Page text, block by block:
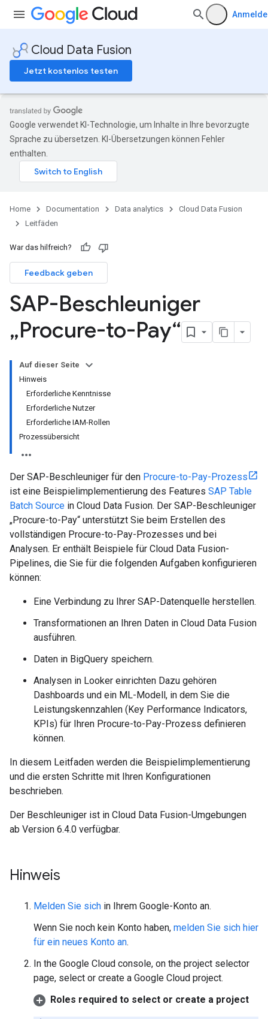
Cloud Data Fusion
Jetzt kostenlos testen
Google verwendet KI-Technologie, um Inhalte in Ihre bevorzugte
Sprache zu übersetzen. KI-Übersetzungen können Fehler
enthalten.
Home Documentation Data analytics
Cloud Data Fusion
Leitfäden
War das hilfreich?
Feedback geben
SAP-Beschleuniger
„Procure-to-Pay“
Auf dieser Seite
Hinweis
Erforderliche Kenntnisse
Erforderliche Nutzer
Erforderliche IAM-Rollen
Prozessübersicht
Der SAP-Beschleuniger für den Procure-to-Pay-Prozess
ist eine Beispielimplementierung des Features SAP Table
Batch Source in Cloud Data Fusion. Der SAP-Beschleuniger
„Procure-to-Pay“ unterstützt Sie beim Erstellen des
vollständigen Procure-to-Pay-Prozesses und bei
Analysen. Er enthält Beispiele für Cloud Data Fusion-
Pipelines, die Sie für die folgenden Aufgaben konfigurieren
können:
Eine Verbindung zu Ihrer SAP-Datenquelle herstellen.
Transformationen an Ihren Daten in Cloud Data Fusion
ausführen.
Daten in BigQuery speichern.
Analysen in Looker einrichten Dazu gehören
Dashboards und ein ML-Modell, in dem Sie die
Leistungskennzahlen (Key Performance Indicators,
KPIs) für Ihren Procure-to-Pay-Prozess definieren
können.
In diesem Leitfaden werden die Beispielimplementierung
und die ersten Schritte mit Ihren Konfigurationen
beschrieben.
Der Beschleuniger ist in Cloud Data Fusion-Umgebungen
ab Version 6.4.0 verfügbar.
Hinweis
Melden Sie sich in Ihrem Google-Konto an.
Wenn Sie noch kein Konto haben, melden Sie sich hier
für ein neues Konto an.
In the Google Cloud console, on the project selector
page, select or create a Google Cloud project.
Roles required to select or create a project